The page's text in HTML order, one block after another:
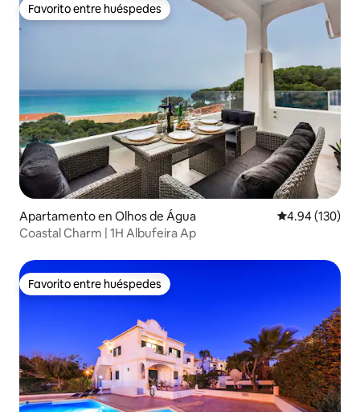
Favorito entre huéspedes
Favorito entre huéspedes
Apartamento en Olhos de Água Calificación
4.94 (130)
Coastal Charm | 1H Albufeira Ap
Favorito entre huéspedes
Favorito entre huéspedes